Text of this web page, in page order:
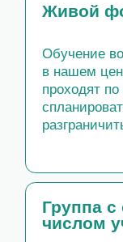
внимание
каждый
Группа с
числом